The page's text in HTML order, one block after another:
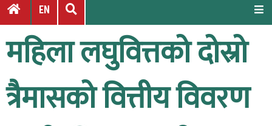
o
EN
महिला लघुवित्तको दोस्रो
त्रैमासको वित्तीय विवरण